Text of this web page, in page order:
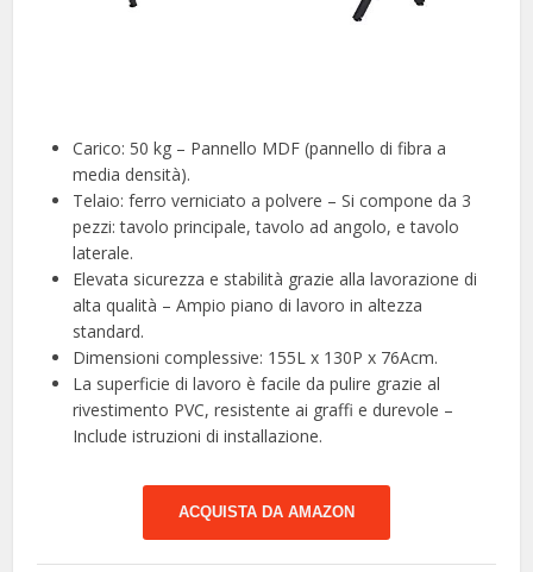
Carico: 50 kg – Pannello MDF (pannello di fibra a
media densità).
Telaio: ferro verniciato a polvere – Si compone da 3
pezzi: tavolo principale, tavolo ad angolo, e tavolo
laterale.
Elevata sicurezza e stabilità grazie alla lavorazione di
alta qualità – Ampio piano di lavoro in altezza
standard.
Dimensioni complessive: 155L x 130P x 76Acm.
La superficie di lavoro è facile da pulire grazie al
rivestimento PVC, resistente ai graffi e durevole –
Include istruzioni di installazione.
ACQUISTA DA AMAZON